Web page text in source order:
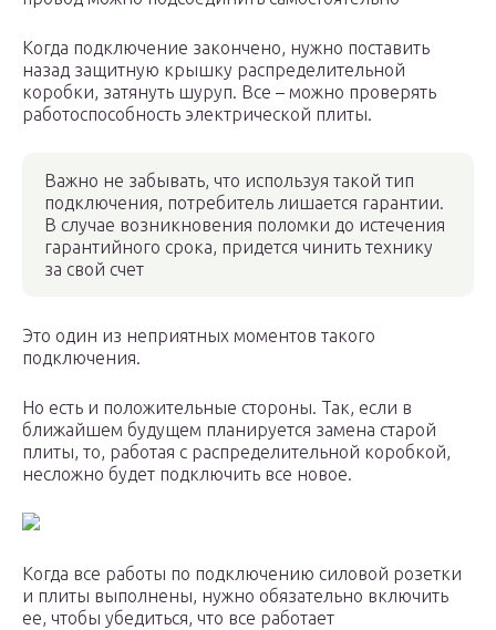
Когда подключение закончено, нужно поставить
назад защитную крышку распределительной
коробки, затянуть шуруп. Все – можно проверять
работоспособность электрической плиты.
Важно не забывать, что используя такой тип
подключения, потребитель лишается гарантии.
В случае возникновения поломки до истечения
гарантийного срока, придется чинить технику
за свой счет
Это один из неприятных моментов такого
подключения.
Но есть и положительные стороны. Так, если в
ближайшем будущем планируется замена старой
плиты, то, работая с распределительной коробкой,
несложно будет подключить все новое.
Когда все работы по подключению силовой розетки
и плиты выполнены, нужно обязательно включить
ее, чтобы убедиться, что все работает